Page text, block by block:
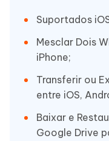
Suportados
Mesclar Dois
iPhone;
Transferir ou
entre iOS,
Baixar e
Google Drive